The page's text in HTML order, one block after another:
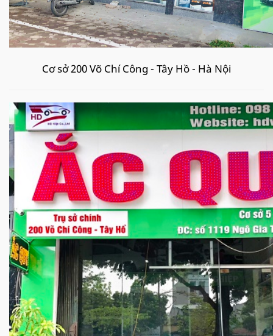
Cơ sở 200 Võ Chí Công - Tây Hồ - Hà Nội